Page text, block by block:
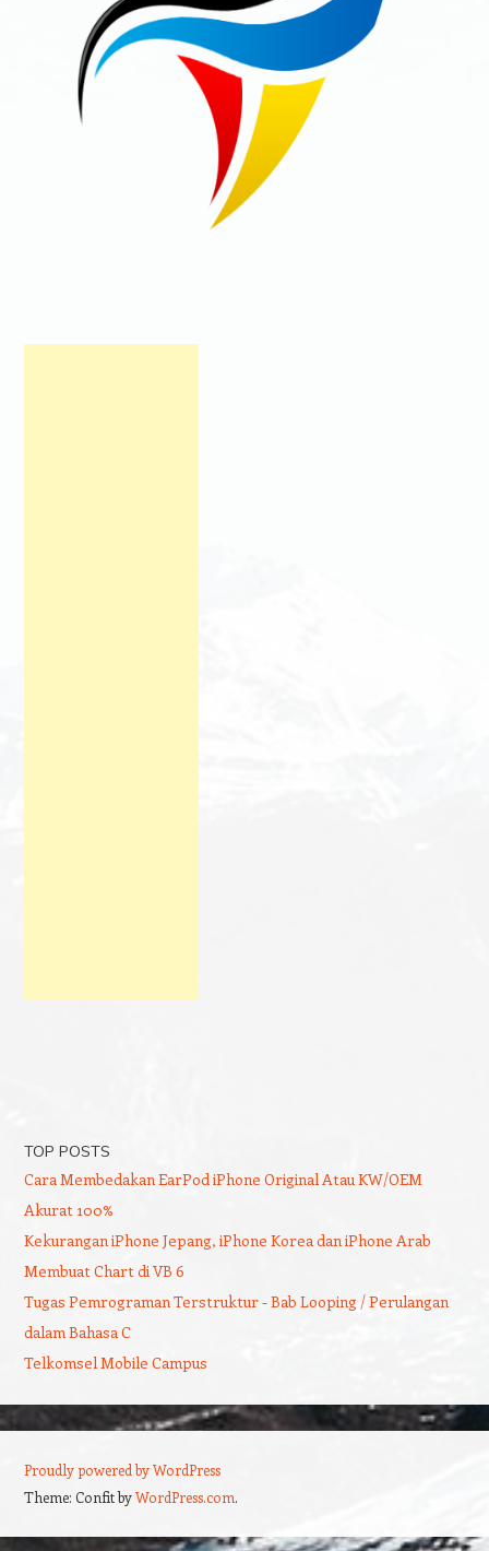
TOP POSTS
Cara Membedakan EarPod iPhone Original Atau KW/OEM
Akurat 100%
Kekurangan iPhone Jepang, iPhone Korea dan iPhone Arab
Membuat Chart di VB 6
Tugas Pemrograman Terstruktur - Bab Looping / Perulangan
dalam Bahasa C
Telkomsel Mobile Campus
Proudly powered by WordPress
Theme: Confit byWordPress.com.